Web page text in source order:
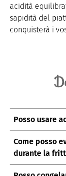
acidità
sapidità del
conquisterà i
Posso usare
È preferibile
giusta
Come posso
durante la
Assicuratevi